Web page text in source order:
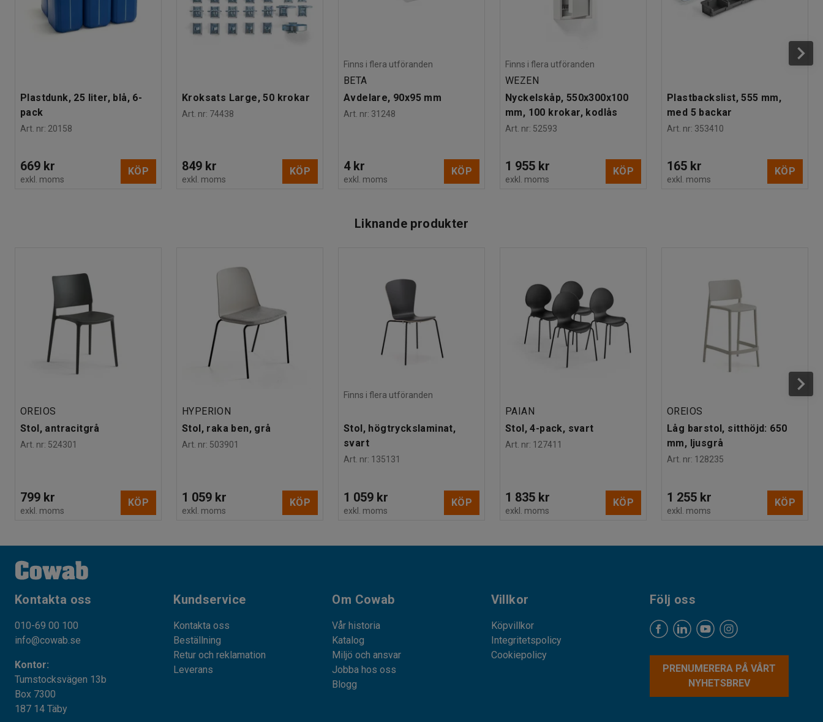
Maxbelastning
Rek. antal personer för hantering
Plastdunk, 25 liter, blå, 6-
pack
Art. nr: 20158
669 kr
exkl. moms
KÖP
Kroksats Large, 50 krokar
Art. nr: 74438
849 kr
exkl. moms
KÖP
Finns i flera utföranden
BETA
Avdelare, 90x95 mm
Art. nr: 31248
4 kr
exkl. moms
KÖP
Finns i flera utföranden
WEZEN
Nyckelskåp, 550x300x100
mm, 100 krokar, kodlås
Art. nr: 52593
1 955 kr
exkl. moms
KÖP
Plastbackslist, 555 mm,
med 5 backar
Art. nr: 353410
165 kr
exkl. moms
KÖP
Liknande produkter
OREIOS
Stol, antracitgrå
Art. nr: 524301
799 kr
exkl. moms
KÖP
HYPERION
Stol, raka ben, grå
Art. nr: 503901
1 059 kr
exkl. moms
KÖP
Finns i flera utföranden
Stol, högtryckslaminat,
svart
Art. nr: 135131
1 059 kr
exkl. moms
KÖP
PAIAN
Stol, 4-pack, svart
Art. nr: 127411
1 835 kr
exkl. moms
KÖP
OREIOS
Låg barstol, sitthöjd: 650
mm, ljusgrå
Art. nr: 128235
1 255 kr
exkl. moms
KÖP
Kontakta oss
010-69 00 100
info@cowab.se
Kontor:
Tumstocksvägen 13b
Box 7300
187 14 Täby
Kundservice
Kontakta oss
Beställning
Retur och reklamation
Leverans
Om Cowab
Vår historia
Katalog
Miljö och ansvar
Jobba hos oss
Blogg
Villkor
Köpvillkor
Integritetspolicy
Cookiepolicy
Följ oss
PRENUMERERA PÅ VÅRT
NYHETSBREV